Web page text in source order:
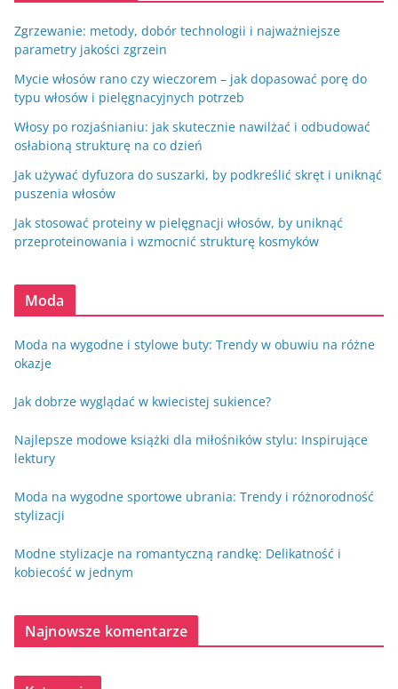
Zgrzewanie: metody, dobór technologii i najważniejsze
parametry jakości zgrzein
Mycie włosów rano czy wieczorem – jak dopasować porę do
typu włosów i pielęgnacyjnych potrzeb
Włosy po rozjaśnianiu: jak skutecznie nawilżać i odbudować
osłabioną strukturę na co dzień
Jak używać dyfuzora do suszarki, by podkreślić skręt i uniknąć
puszenia włosów
Jak stosować proteiny w pielęgnacji włosów, by uniknąć
przeproteinowania i wzmocnić strukturę kosmyków
Moda
Moda na wygodne i stylowe buty: Trendy w obuwiu na różne
okazje
Jak dobrze wyglądać w kwiecistej sukience?
Najlepsze modowe książki dla miłośników stylu: Inspirujące
lektury
Moda na wygodne sportowe ubrania: Trendy i różnorodność
stylizacji
Modne stylizacje na romantyczną randkę: Delikatność i
kobiecość w jednym
Najnowsze komentarze